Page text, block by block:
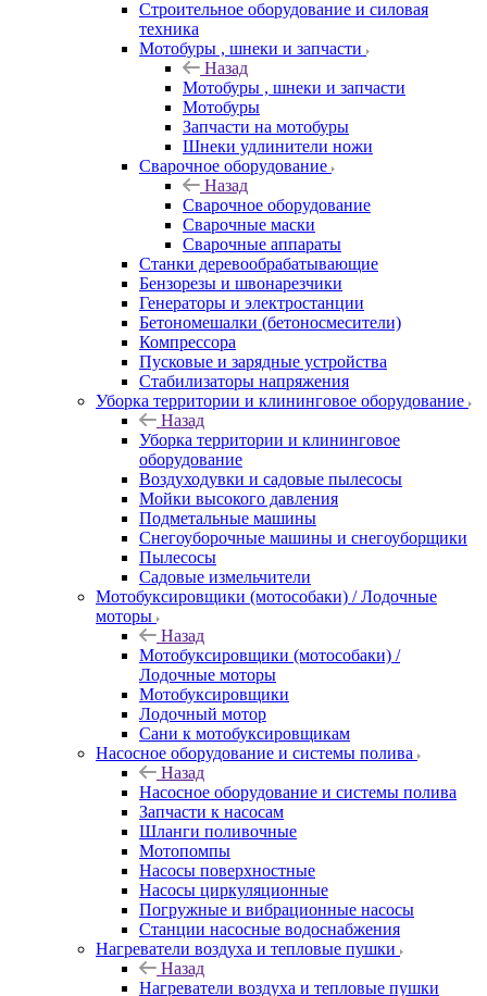
Строительное оборудование и силовая
техника
Мотобуры , шнеки и запчасти
Назад
Мотобуры , шнеки и запчасти
Мотобуры
Запчасти на мотобуры
Шнеки удлинители ножи
Сварочное оборудование
Назад
Сварочное оборудование
Сварочные маски
Сварочные аппараты
Станки деревообрабатывающие
Бензорезы и швонарезчики
Генераторы и электростанции
Бетономешалки (бетоносмесители)
Компрессора
Пусковые и зарядные устройства
Стабилизаторы напряжения
Уборка территории и клининговое оборудование
Назад
Уборка территории и клининговое
оборудование
Воздуходувки и садовые пылесосы
Мойки высокого давления
Подметальные машины
Снегоуборочные машины и снегоуборщики
Пылесосы
Садовые измельчители
Мотобуксировщики (мотособаки) / Лодочные
моторы
Назад
Мотобуксировщики (мотособаки) /
Лодочные моторы
Мотобуксировщики
Лодочный мотор
Сани к мотобуксировщикам
Насосное оборудование и системы полива
Назад
Насосное оборудование и системы полива
Запчасти к насосам
Шланги поливочные
Мотопомпы
Насосы поверхностные
Насосы циркуляционные
Погружные и вибрационные насосы
Станции насосные водоснабжения
Нагреватели воздуха и тепловые пушки
Назад
Нагреватели воздуха и тепловые пушки